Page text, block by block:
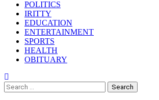
POLITICS
IRITTY
EDUCATION
ENTERTAINMENT
SPORTS
HEALTH
OBITUARY
Search
for: